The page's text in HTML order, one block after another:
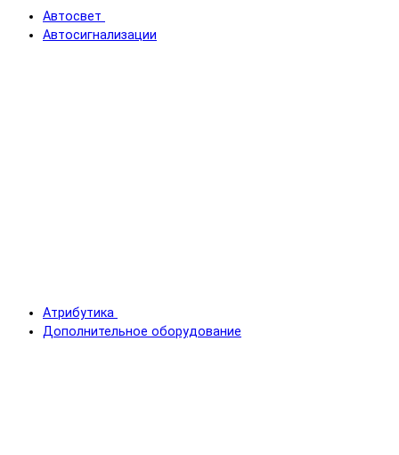
Автосвет
Автосигнализации
Атрибутика
Дополнительное оборудование